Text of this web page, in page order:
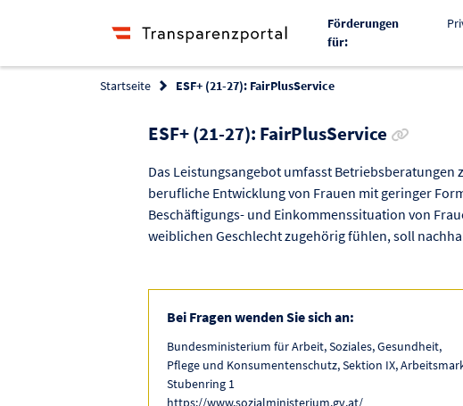
Förderungen
für:
Startseite ESF+ (21-27): FairPlusService
ESF+ (21-27): FairPlusService Link zur
Das Leistungsangebot umfasst Betriebsberatungen
berufliche Entwicklung von Frauen mit geringer
Beschäftigungs- und Einkommenssituation von
weiblichen Geschlecht zugehörig fühlen, soll
Bei Fragen wenden Sie sich an:
Bundesministerium für Arbeit, Soziales, Gesundheit,
Pflege und Konsumentenschutz, Sektion IX,
Stubenring 1
https://www.sozialministerium.gv.at/